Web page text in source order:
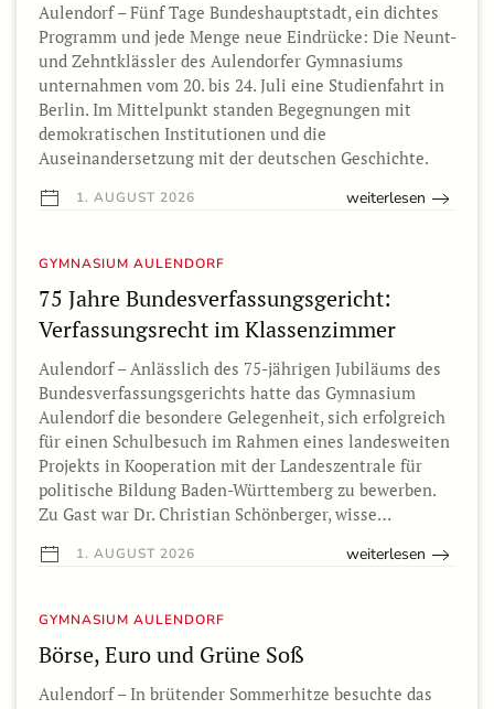
Aulendorf – Fünf Tage Bundeshauptstadt, ein dichtes
Programm und jede Menge neue Eindrücke: Die Neunt-
und Zehntklässler des Aulendorfer Gymnasiums
unternahmen vom 20. bis 24. Juli eine Studienfahrt in
Berlin. Im Mittelpunkt standen Begegnungen mit
demokratischen Institutionen und die
Auseinandersetzung mit der deutschen Geschichte.
1. AUGUST 2026 weiterlesen
GYMNASIUM AULENDORF
75 Jahre Bundesverfassungsgericht:
Verfassungsrecht im Klassenzimmer
Aulendorf – Anlässlich des 75-jährigen Jubiläums des
Bundesverfassungsgerichts hatte das Gymnasium
Aulendorf die besondere Gelegenheit, sich erfolgreich
für einen Schulbesuch im Rahmen eines landesweiten
Projekts in Kooperation mit der Landeszentrale für
politische Bildung Baden-Württemberg zu bewerben.
Zu Gast war Dr. Christian Schönberger, wisse…
1. AUGUST 2026 weiterlesen
GYMNASIUM AULENDORF
Börse, Euro und Grüne Soß
Aulendorf – In brütender Sommerhitze besuchte das